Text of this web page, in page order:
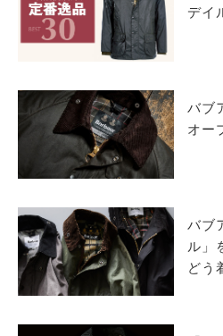
デイ
バブ
オー
バブ
ル」
どう